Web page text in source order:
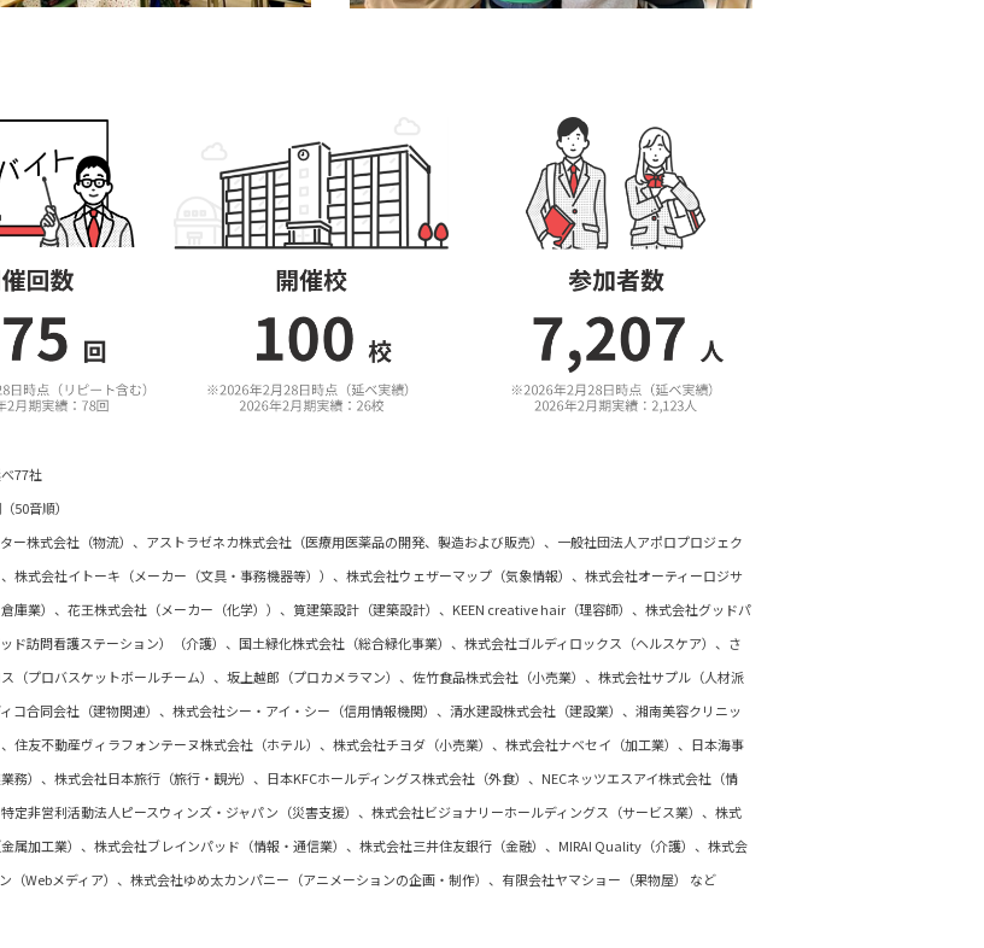
77社
50音順）
ー株式会社（物流）、アストラゼネカ株式会社（医療用医薬品の開発、製造および販売）、一般社団法人アポロプロジェク
株式会社イトーキ（メーカー（文具・事務機器等））、株式会社ウェザーマップ（気象情報）、株式会社オーティーロジサ
庫業）、花王株式会社（メーカー（化学））、筧建築設計（建築設計）、KEEN creative hair（理容師）、株式会社グッドパ
ド訪問看護ステーション）（介護）、国土緑化株式会社（総合緑化事業）、株式会社ゴルディロックス（ヘルスケア）、さ
（プロバスケットボールチーム）、坂上越郎（プロカメラマン）、佐竹食品株式会社（小売業）、株式会社サプル（人材派
コ合同会社（建物関連）、株式会社シー・アイ・シー（信用情報機関）、清水建設株式会社（建設業）、湘南美容クリニッ
住友不動産ヴィラフォンテーヌ株式会社（ホテル）、株式会社チヨダ（小売業）、株式会社ナベセイ（加工業）、日本海事
務）、株式会社日本旅行（旅行・観光）、日本KFCホールディングス株式会社（外食）、NECネッツエスアイ株式会社（情
定非営利活動法人ピースウィンズ・ジャパン（災害支援）、株式会社ビジョナリーホールディングス（サービス業）、株式
属加工業）、株式会社ブレインパッド（情報・通信業）、株式会社三井住友銀行（金融）、MIRAI Quality（介護）、株式会
（Webメディア）、株式会社ゆめ太カンパニー（アニメーションの企画・制作）、有限会社ヤマショー（果物屋） など